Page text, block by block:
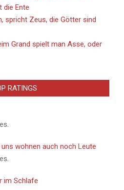
die Ente
spricht Zeus, die Götter sind
Grand spielt man Asse, oder
RATINGS
wohnen auch noch Leute
im Schlafe